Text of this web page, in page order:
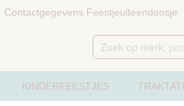
Contactgegevens Feestjeuiteendoosje
KINDERFEESTJES